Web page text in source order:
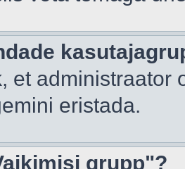
et administraator
eristada.
grupp"?